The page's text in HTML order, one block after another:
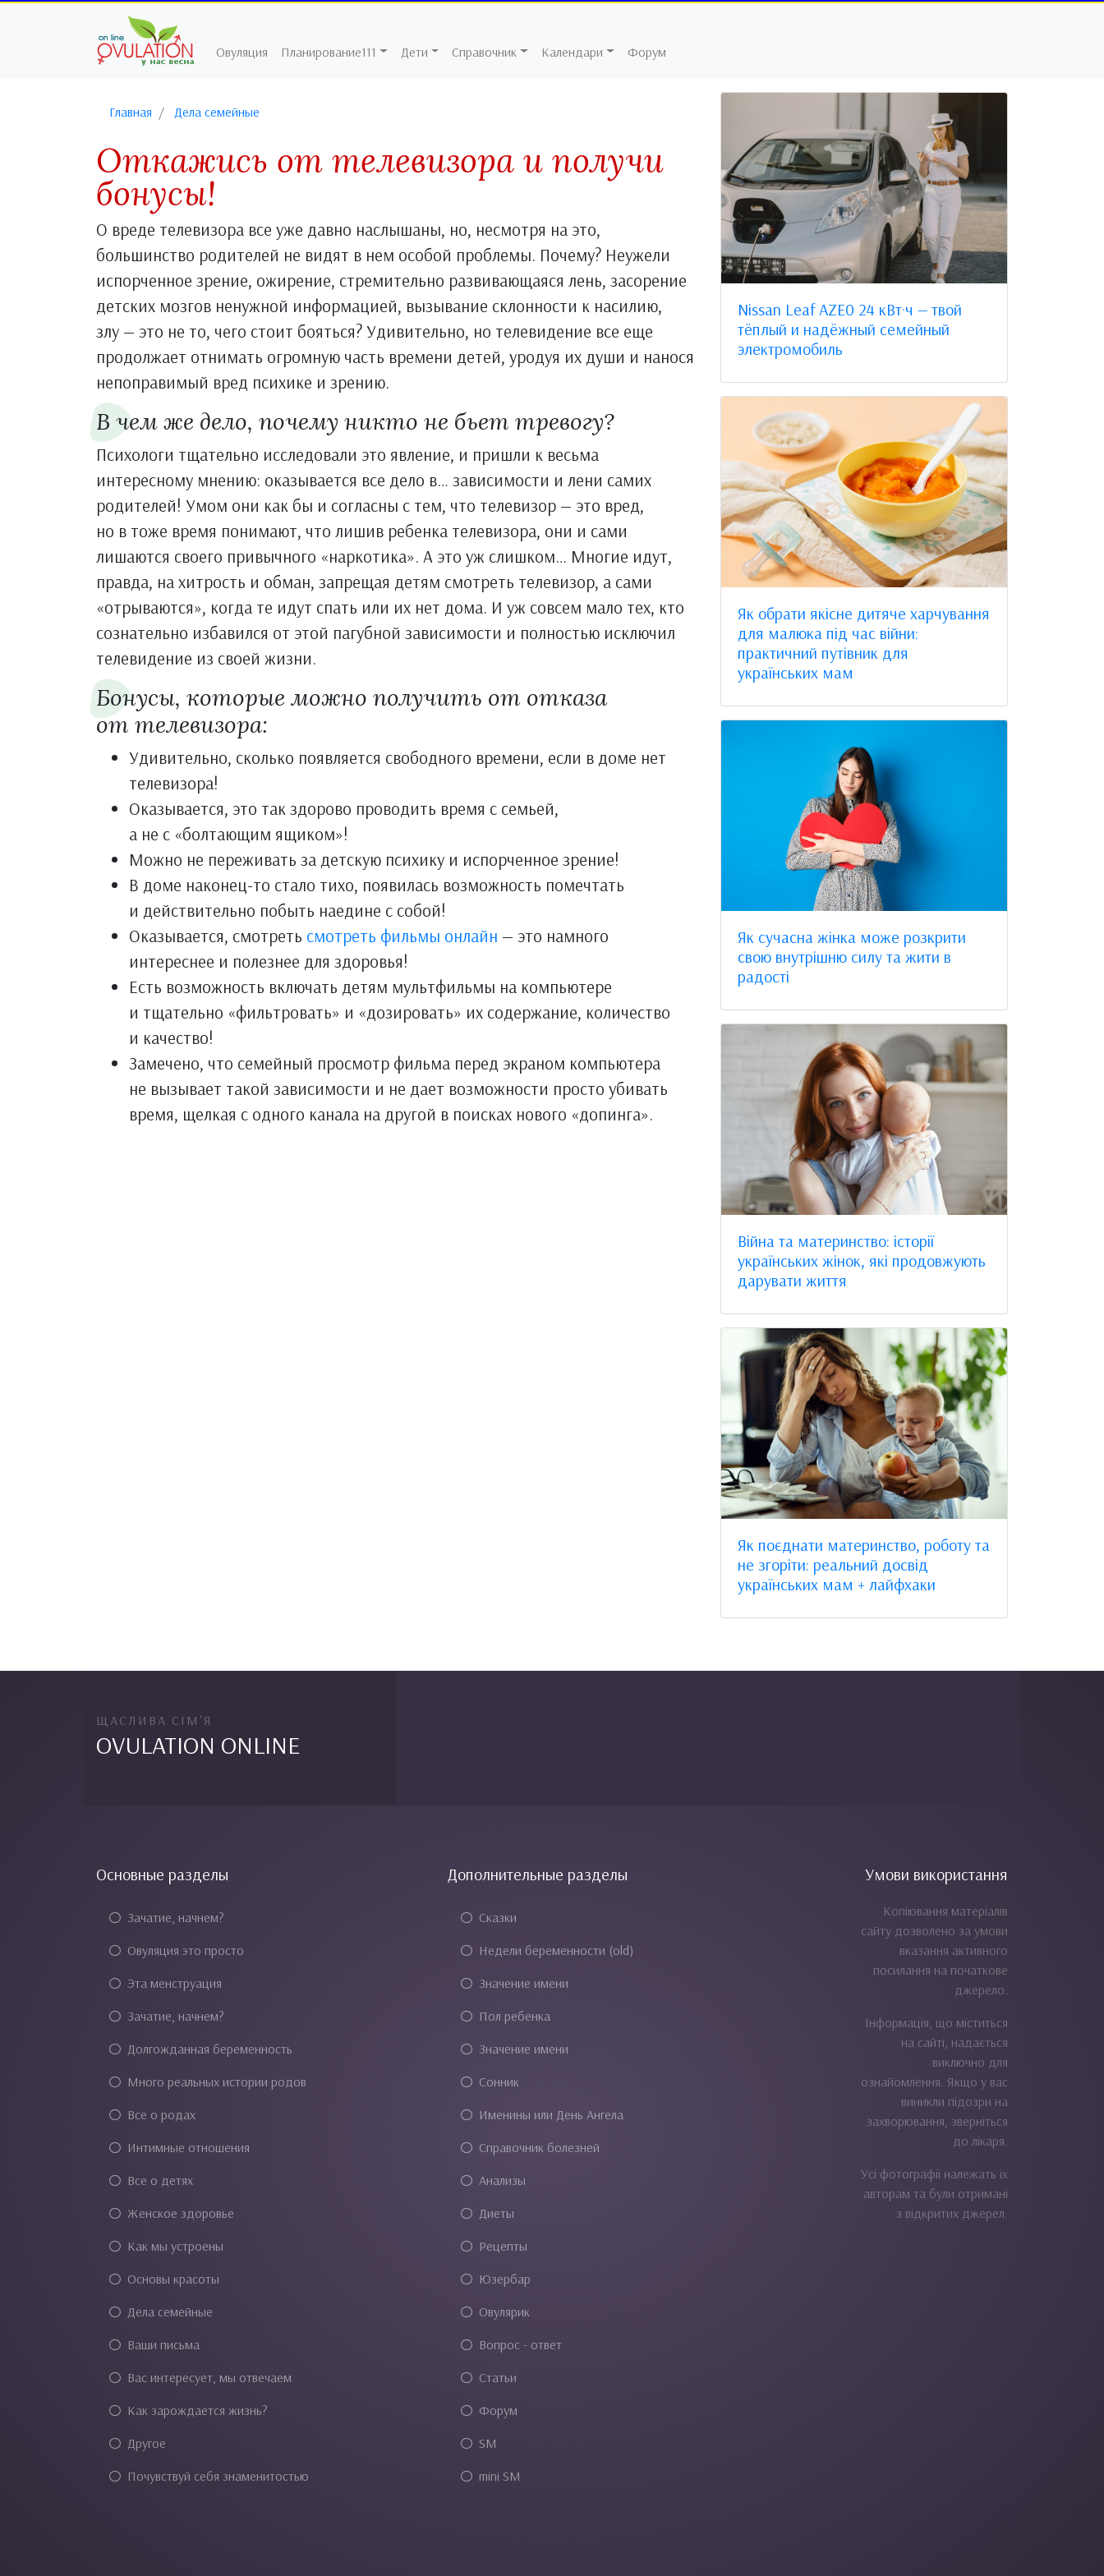
Овуляция Планирование111 Дети Справочник Календари Форум
Главная Дела семейные
Откажись от телевизора и получи
бонусы!
О вреде телевизора все уже давно наслышаны, но, несмотря на это,
большинство родителей не видят в нем особой проблемы. Почему? Неужели
испорченное зрение, ожирение, стремительно развивающаяся лень, засорение
детских мозгов ненужной информацией, вызывание склонности к насилию,
злу — это не то, чего стоит бояться? Удивительно, но телевидение все еще
продолжает отнимать огромную часть времени детей, уродуя их души и нанося
непоправимый вред психике и зрению.
В чем же дело, почему никто не бьет тревогу?
Психологи тщательно исследовали это явление, и пришли к весьма
интересному мнению: оказывается все дело в… зависимости и лени самих
родителей! Умом они как бы и согласны с тем, что телевизор — это вред,
но в тоже время понимают, что лишив ребенка телевизора, они и сами
лишаются своего привычного «наркотика». А это уж слишком… Многие идут,
правда, на хитрость и обман, запрещая детям смотреть телевизор, а сами
«отрываются», когда те идут спать или их нет дома. И уж совсем мало тех, кто
сознательно избавился от этой пагубной зависимости и полностью исключил
телевидение из своей жизни.
Бонусы, которые можно получить от отказа
от телевизора:
Удивительно, сколько появляется свободного времени, если в доме нет
телевизора!
Оказывается, это так здорово проводить время с семьей,
а не с «болтающим ящиком»!
Можно не переживать за детскую психику и испорченное зрение!
В доме наконец-то стало тихо, появилась возможность помечтать
и действительно побыть наедине с собой!
Оказывается, смотреть смотреть фильмы онлайн — это намного
интереснее и полезнее для здоровья!
Есть возможность включать детям мультфильмы на компьютере
и тщательно «фильтровать» и «дозировать» их содержание, количество
и качество!
Замечено, что семейный просмотр фильма перед экраном компьютера
не вызывает такой зависимости и не дает возможности просто убивать
время, щелкая с одного канала на другой в поисках нового «допинга».
Nissan Leaf AZE0 24 кВт·ч — твой
тёплый и надёжный семейный
электромобиль
Як обрати якісне дитяче харчування
для малюка під час війни:
практичний путівник для
українських мам
Як сучасна жінка може розкрити
свою внутрішню силу та жити в
радості
Війна та материнство: історії
українських жінок, які продовжують
дарувати життя
Як поєднати материнство, роботу та
не згоріти: реальний досвід
українських мам + лайфхаки
ЩАСЛИВА СІМ'Я
OVULATION ONLINE
Умови використання
Копіювання матеріалів
сайту дозволено за умови
вказання активного
посилання на початкове
джерело.
Інформація, що міститься
на сайті, надається
виключно для
ознайомлення. Якщо у вас
виникли підозри на
захворювання, зверніться
до лікаря.
Усі фотографії належать їх
авторам та були отримані
з відкритих джерел.
Основные разделы
Зачатие, начнем?
Овуляция это просто
Эта менструация
Зачатие, начнем?
Долгожданная беременность
Много реальных истории родов
Все о родах
Интимные отношения
Все о детях
Женское здоровье
Как мы устроены
Основы красоты
Дела семейные
Ваши письма
Вас интересует, мы отвечаем
Как зарождается жизнь?
Другое
Почувствуй себя знаменитостью
Дополнительные разделы
Сказки
Недели беременности (old)
Значение имени
Пол ребенка
Значение имени
Сонник
Именины или День Ангела
Справочник болезней
Анализы
Диеты
Рецепты
Юзербар
Овулярик
Вопрос - ответ
Статьи
Форум
SM
mini SM